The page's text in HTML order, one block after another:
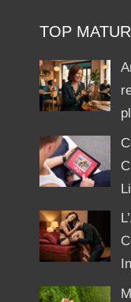
TOP